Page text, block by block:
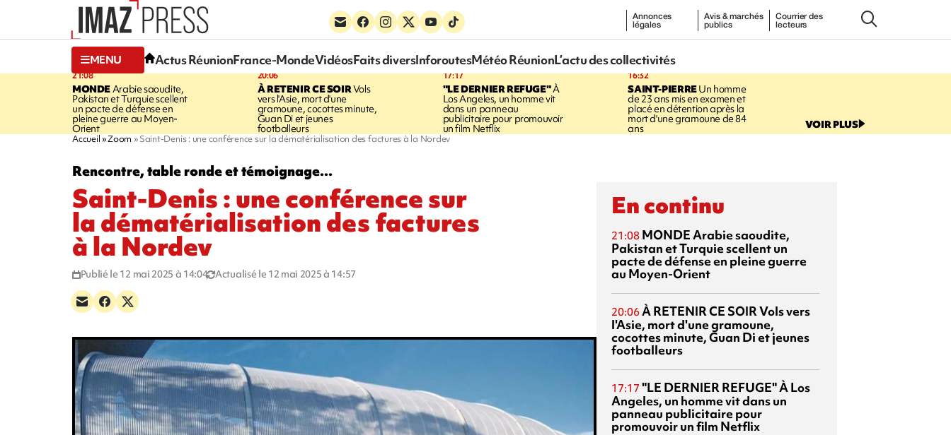
Annonces
légales
Avis & marchés
publics
Courrier des
lecteurs
MENU Actus RéunionFrance-MondeVidéosFaits diversInforoutesMétéo RéunionL’actu des collectivités
21:08
MONDE Arabie saoudite,
Pakistan et Turquie scellent
un pacte de défense en
pleine guerre au Moyen-
Orient
20:06
À RETENIR CE SOIRVols
vers l'Asie, mort d'une
gramoune, cocottes minute,
Guan Di et jeunes
footballeurs
17:17
"LE DERNIER REFUGE"À
Los Angeles, un homme vit
dans un panneau
publicitaire pour promouvoir
un film Netflix
16:32
SAINT-PIERREUn homme
de 23 ans mis en examen et
placé en détention après la
mort d'une gramoune de 84
ans VOIR PLUS
Accueil Zoom Saint-Denis : une conférence sur la dématérialisation des factures à la Nordev
Rencontre, table ronde et témoignage...
Saint-Denis : une conférence sur
la dématérialisation des factures
à la Nordev
Publié le 12 mai 2025 à 14:04 Actualisé le 12 mai 2025 à 14:57
En continu
21:08 MONDEArabie saoudite,
Pakistan et Turquie scellent un
pacte de défense en pleine guerre
au Moyen-Orient
20:06À RETENIR CE SOIRVols vers
l'Asie, mort d'une gramoune,
cocottes minute, Guan Di et jeunes
footballeurs
17:17 "LE DERNIER REFUGE"À Los
Angeles, un homme vit dans un
panneau publicitaire pour
promouvoir un film Netflix